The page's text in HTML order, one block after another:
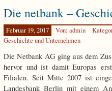
Die netbank –
Februar 19, 2017 Von: admin
Geschichte und Unternehmen
Die Netbank AG ging aus dem
hervor und ist damit Europas
Filialen. Seit Mitte 2007 ist
Landesbank Berlin mit einem